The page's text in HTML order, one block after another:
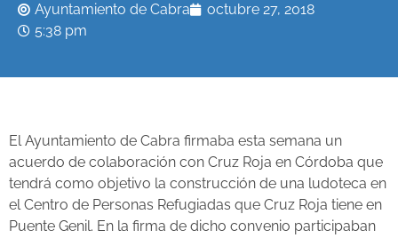
Ayuntamiento de Cabra
octubre 27, 2018
5:38 pm
El Ayuntamiento de Cabra firmaba esta semana un
acuerdo de colaboración con Cruz Roja en Córdoba que
tendrá como objetivo la construcción de una ludoteca en
el Centro de Personas Refugiadas que Cruz Roja tiene en
Puente Genil. En la firma de dicho convenio participaban